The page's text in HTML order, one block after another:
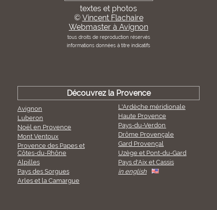
textes et photos
© Vincent Flachaire
Webmaster à Avignon
tous droits de reproduction réservés
informations données à titre indicatifs
Découvrez la Provence
Avignon
Luberon
Noël en Provence
Mont Ventoux
Provence des Papes et
Côtes-du-Rhône
Alpilles
Pays des Sorgues
Arles et la Camargue
L'Ardèche méridionale
Haute Provence
Pays-du-Verdon
Drôme Provençale
Gard Provençal
Uzège et Pont-du-Gard
Pays d'Aix et Cassis
in english